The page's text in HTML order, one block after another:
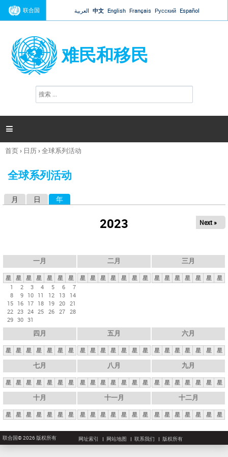
Jump to navigation
联合国 العربية 中文 English Français Русский Español
难民和移民
搜
索

你
这
首页› 日历›全球系列活动
全球系列活动
月 日 年
2023 Next »
一月
星 星 星 星 星 星
星
1
2 3 4 5 6
7
8
9 10 11 12 13
14
15 16 17 18 19 20 21
22 23 24 25 26 27 28
29 30 31
二月
星 星 星 星 星 星 星
三月
星 星 星 星 星 星 星
四月
星 星 星 星 星 星 星
五月
星 星 星 星 星 星 星
六月
星 星 星 星 星 星 星
七月
星 星 星 星 星 星 星
八月
星 星 星 星 星 星 星
九月
星 星 星 星 星 星 星
十月
星 星 星 星 星 星 星
十一月
星 星 星 星 星 星 星
十二月
星 星 星 星 星 星 星
联合国© 2026 版权所有 网址索引 网站地图 联系我们 版权所有